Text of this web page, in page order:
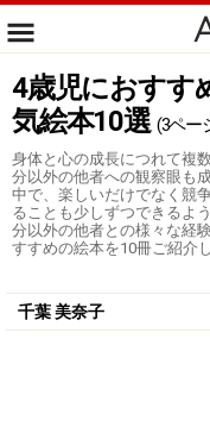
4歳児におすす
気絵本10選 (3ペー
身体と心の成長につれて複
分以外の他者への観察眼も
中で、楽しいだけでなく競
ることも少しずつできるよ
分以外の他者との様々な経
すすめの絵本を10冊ご紹介し
千葉 美奈子